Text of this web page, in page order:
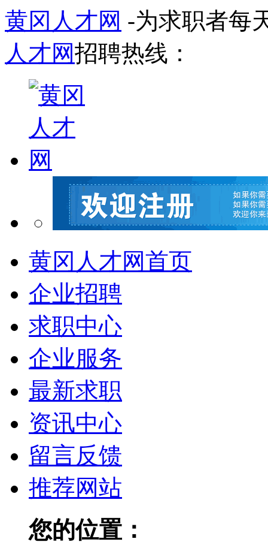
黄冈人才网 -为求职者每
人才网招聘热线：
黄冈人才网首页
企业招聘
求职中心
企业服务
最新求职
资讯中心
留言反馈
推荐网站
您的位置：